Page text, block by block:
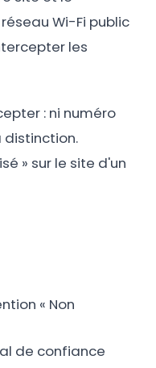
Wi-Fi public
les
: ni numéro
distinction.
» sur le site d'un
« Non
de confiance